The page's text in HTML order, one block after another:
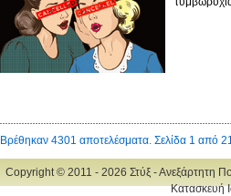
Βρέθηκαν 4301 αποτελέσματα. Σελίδα 1 από
Copyright © 2011 - 2026 Στύξ - Ανεξάρτητη
Κατασκευή